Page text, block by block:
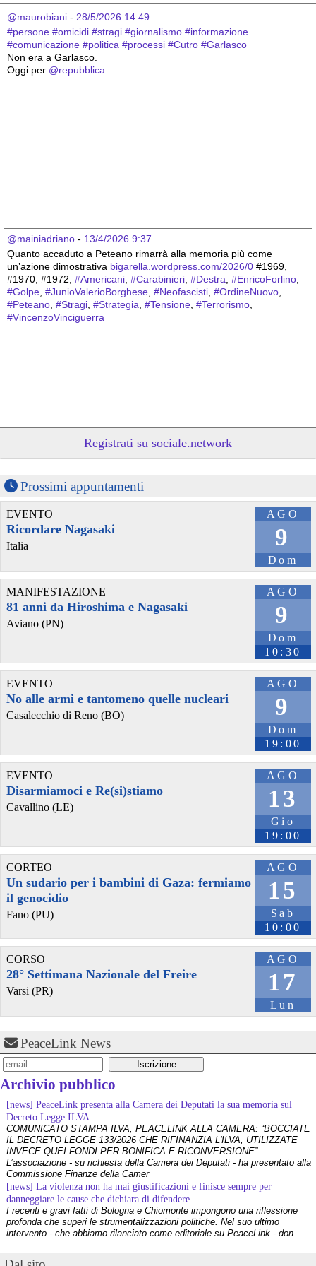
@maurobiani - 28/5/2026 14:49
#persone #omicidi #stragi #giornalismo #informazione
#comunicazione #politica #processi #Cutro #Garlasco
Non era a Garlasco.
Oggi per @repubblica
@mainiadriano - 13/4/2026 9:37
Quanto accaduto a Peteano rimarrà alla memoria più come
un’azione dimostrativa bigarella.wordpress.com/2026/0 #1969,
#1970, #1972, #Americani #Carabinieri #Destra #EnricoForlino
#Golpe #JunioValerioBorghese #Neofascisti #OrdineNuovo
#Peteano #Stragi #Strategia #Tensione #Terrorismo
#VincenzoVinciguerra
@daniloruocco - 1/4/2026 7:36
📚 Letture di marzo 2026
Numero libri letti: 6
Totale pagine: 1128
Totale dall’inizio dell’anno: 14 | 2843
Argomenti:
Ricordi
osservatoriorepressione.info/a
#Latortadelpresidente. #LavocediHindRajab #KaoutherBenHania
#RobertaCospito
recensioni
#recensione HasanHadi # Dalmondo #stragi
@maurobiani
27/3/2026 16:00
E continuano a sparare. Contro le
@maurobiani - 10/3/2026 16:25
#guerra #scuola # bambini #stragi
Attesa di una finestra.
Oggi per
@repubblica
Registrati su sociale.network
Prossimi appuntamenti
AGO
9
Dom
EVENTO
Ricordare Nagasaki
Italia
AGO
9
Dom
10:30
MANIFESTAZIONE
81 anni da Hiroshima e Nagasaki
Aviano (PN)
AGO
9
Dom
19:00
EVENTO
No alle armi e tantomeno quelle nucleari
Casalecchio di Reno (BO)
AGO
13
Gio
19:00
EVENTO
Disarmiamoci e Re(si)stiamo
Cavallino (LE)
AGO
15
Sab
10:00
CORTEO
Un sudario per i bambini di Gaza: fermiamo
il genocidio
Fano (PU)
AGO
17
Lun
CORSO
28° Settimana Nazionale del Freire
Varsi (PR)
PeaceLink News
Archivio pubblico
[news] PeaceLink presenta alla Camera dei Deputati la sua memoria sul
Decreto Legge ILVA
COMUNICATO STAMPA ILVA, PEACELINK ALLA CAMERA: “BOCCIATE
IL DECRETO LEGGE 133/2026 CHE RIFINANZIA L'ILVA, UTILIZZATE
INVECE QUEI FONDI PER BONIFICA E RICONVERSIONE”
L’associazione - su richiesta della Camera dei Deputati - ha presentato alla
Commissione Finanze della Camer
[news] La violenza non ha mai giustificazioni e finisce sempre per
danneggiare le cause che dichiara di difendere
I recenti e gravi fatti di Bologna e Chiomonte impongono una riflessione
profonda che superi le strumentalizzazioni politiche. Nel suo ultimo
intervento - che abbiamo rilanciato come editoriale su PeaceLink - don